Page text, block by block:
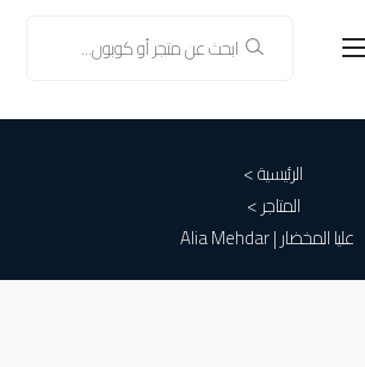
الرئيسية >
المتاجر >
عليا المخضار | Alia Mehdar